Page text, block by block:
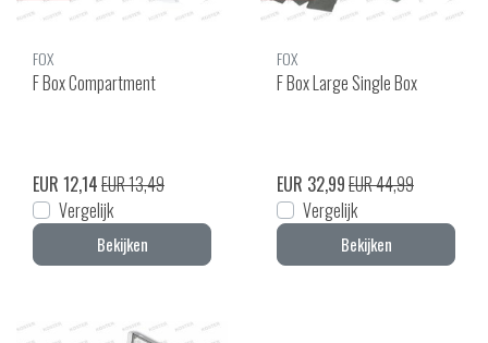
FOX
F Box Compartment
EUR 12,14EUR 13,49
Vergelijk
Bekijken
FOX
F Box Large Single Box
EUR 32,99EUR 44,99
Vergelijk
Bekijken